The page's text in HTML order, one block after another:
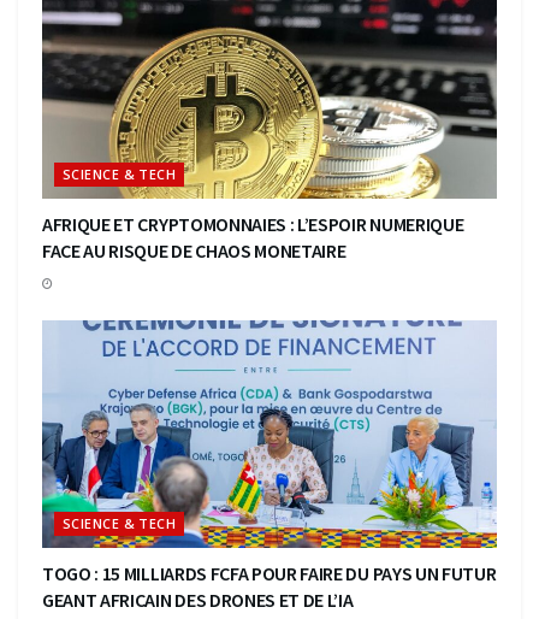
SCIENCE & TECH
AFRIQUE ET CRYPTOMONNAIES : L’ESPOIR NUMERIQUE
FACE AU RISQUE DE CHAOS MONETAIRE
SCIENCE & TECH
TOGO : 15 MILLIARDS FCFA POUR FAIRE DU PAYS UN FUTUR
GEANT AFRICAIN DES DRONES ET DE L’IA